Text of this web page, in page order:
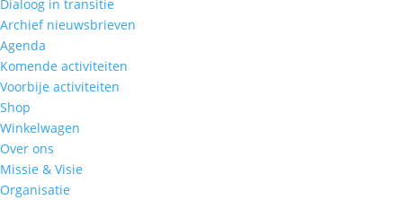
Dialoog in transitie
Archief nieuwsbrieven
Agenda
Komende activiteiten
Voorbije activiteiten
Shop
Winkelwagen
Over ons
Missie & Visie
Organisatie